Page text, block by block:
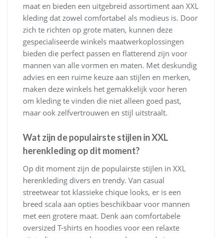
maat en bieden een uitgebreid assortiment aan XXL
kleding dat zowel comfortabel als modieus is. Door
zich te richten op grote maten, kunnen deze
gespecialiseerde winkels maatwerkoplossingen
bieden die perfect passen en flatterend zijn voor
mannen van alle vormen en maten. Met deskundig
advies en een ruime keuze aan stijlen en merken,
maken deze winkels het gemakkelijk voor heren
om kleding te vinden die niet alleen goed past,
maar ook zelfvertrouwen en stijl uitstraalt.
Wat zijn de populairste stijlen in XXL
herenkleding op dit moment?
Op dit moment zijn de populairste stijlen in XXL
herenkleding divers en trendy. Van casual
streetwear tot klassieke chique looks, er is een
breed scala aan opties beschikbaar voor mannen
met een grotere maat. Denk aan comfortabele
oversized T-shirts en hoodies voor een relaxte